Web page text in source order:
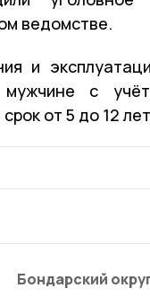
ведомстве.
и
с
от 5 до 12
Бондарский